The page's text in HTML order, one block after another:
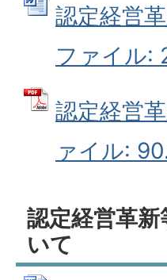
認定経営
ファイル:
認定経営
ァイル:
認定経営革
いて